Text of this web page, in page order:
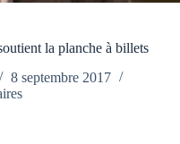
la planche à billets
8 septembre 2017